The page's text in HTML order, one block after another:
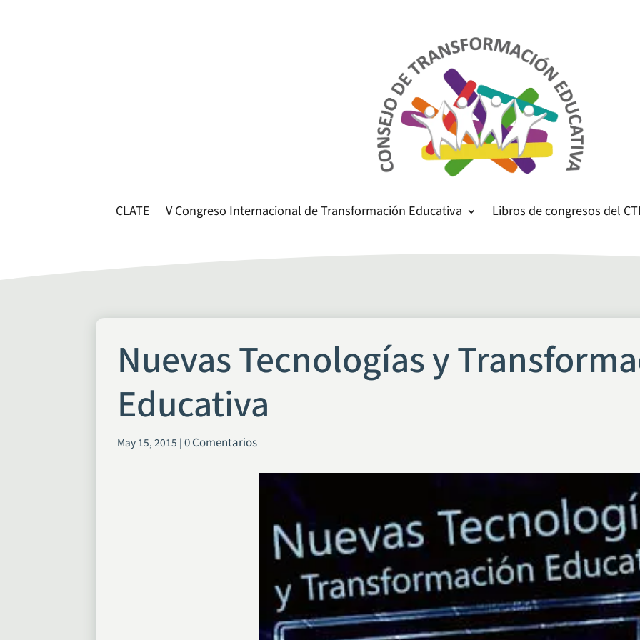
CLATE V Congreso Internacional de Transformación Educativa Libros de congresos del
Nuevas Tecnologías y
Educativa
May 15, 2015 |0 Comentarios